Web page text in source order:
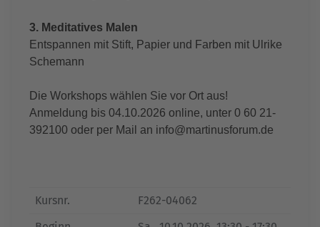
3. Meditatives Malen
Entspannen mit Stift, Papier und Farben mit Ulrike
Schemann
Die Workshops wählen Sie vor Ort aus!
Anmeldung bis 04.10.2026 online, unter 0 60 21-
392100 oder per Mail an info@martinusforum.de
Kursnr.
F262-04062